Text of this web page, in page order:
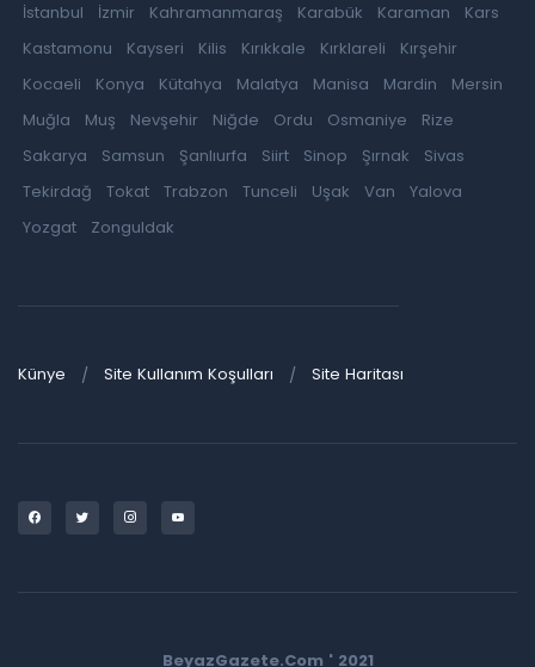
İstanbul
İzmir Kahramanmaraş Karabük Karaman
Kars
Kastamonu
Kayseri Kilis Kırıkkale Kırklareli
Kırşehir
Kocaeli
Konya Kütahya Malatya Manisa Mardin
Mersin
Muğla
Muş Nevşehir Niğde Ordu Osmaniye
Rize
Sakarya
Samsun Şanlıurfa Siirt Sinop Şırnak
Sivas
Tekirdağ
Tokat Trabzon Tunceli Uşak Van
Yalova
Yozgat
Zonguldak
Künye Site Kullanım Koşulları Site Haritası
BeyazGazete.Com ' 2021